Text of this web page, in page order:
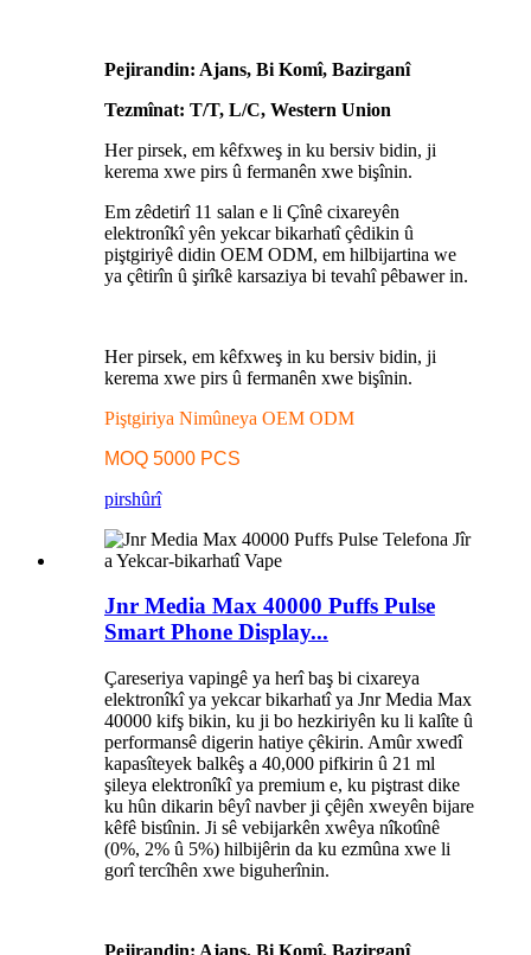
Pejirandin: Ajans, Bi Komî, Bazirganî
Tezmînat: T/T, L/C, Western Union
Her pirsek, em kêfxweş in ku bersiv bidin, ji
kerema xwe pirs û fermanên xwe bişînin.
Em zêdetirî 11 salan e li Çînê cixareyên
elektronîkî yên yekcar bikarhatî çêdikin û
piştgiriyê didin OEM ODM, em hilbijartina we
ya çêtirîn û şirîkê karsaziya bi tevahî pêbawer in.
Her pirsek, em kêfxweş in ku bersiv bidin, ji
kerema xwe pirs û fermanên xwe bişînin.
Piştgiriya Nimûneya OEM ODM
MOQ 5000 PCS
pirshûrî
Jnr Media Max 40000 Puffs Pulse
Smart Phone Display...
Çareseriya vapingê ya herî baş bi cixareya
elektronîkî ya yekcar bikarhatî ya Jnr Media Max
40000 kifş bikin, ku ji bo hezkiriyên ku li kalîte û
performansê digerin hatiye çêkirin. Amûr xwedî
kapasîteyek balkêş a 40,000 pifkirin û 21 ml
şileya elektronîkî ya premium e, ku piştrast dike
ku hûn dikarin bêyî navber ji çêjên xweyên bijare
kêfê bistînin. Ji sê vebijarkên xwêya nîkotînê
(0%, 2% û 5%) hilbijêrin da ku ezmûna xwe li
gorî tercîhên xwe biguherînin.